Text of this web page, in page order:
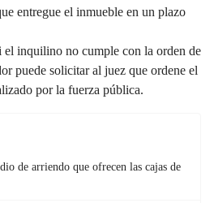
entregue el inmueble en un plazo
el inquilino no cumple con la orden de
puede solicitar al juez que ordene el
por la fuerza pública.
de arriendo que ofrecen las cajas de